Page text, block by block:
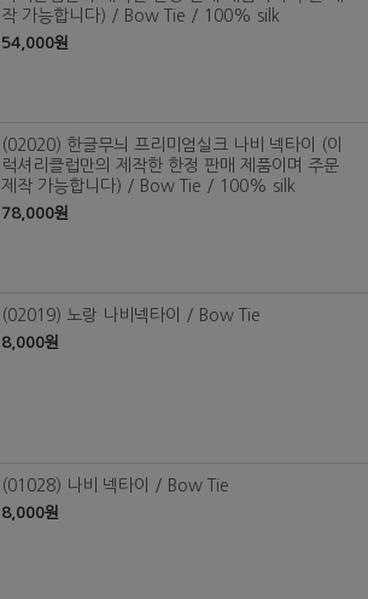
작 가능합니다) / Bow Tie / 100% silk
54,000원
(02020) 한글무늬 프리미엄실크 나비 넥타이 (이
럭셔리클럽만의 제작한 한정 판매 제품이며 주문
제작 가능합니다) / Bow Tie / 100% silk
78,000원
(02019) 노랑 나비넥타이 / Bow Tie
8,000원
(01028) 나비 넥타이 / Bow Tie
8,000원